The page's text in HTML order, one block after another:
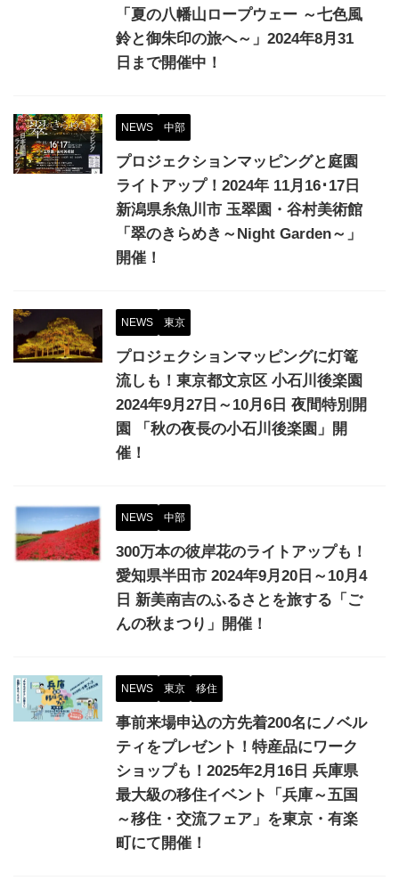
「夏の八幡山ロープウェー ～七色風
鈴と御朱印の旅へ～」2024年8月31
日まで開催中！
NEWS 中部
プロジェクションマッピングと庭園
ライトアップ！2024年 11月16･17日
新潟県糸魚川市 玉翠園・谷村美術館
「翠のきらめき～Night Garden～」
開催！
NEWS 東京
プロジェクションマッピングに灯篭
流しも！東京都文京区 小石川後楽園
2024年9月27日～10月6日 夜間特別開
園 「秋の夜長の小石川後楽園」開
催！
NEWS 中部
300万本の彼岸花のライトアップも！
愛知県半田市 2024年9月20日～10月4
日 新美南吉のふるさとを旅する「ご
んの秋まつり」開催！
NEWS 東京 移住
事前来場申込の方先着200名にノベル
ティをプレゼント！特産品にワーク
ショップも！2025年2月16日 兵庫県
最大級の移住イベント「兵庫～五国
～移住・交流フェア」を東京・有楽
町にて開催！